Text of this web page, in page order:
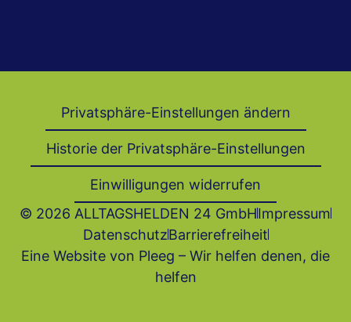
Privatsphäre-Einstellungen ändern
Historie der Privatsphäre-Einstellungen
Einwilligungen widerrufen
© 2026 ALLTAGSHELDEN 24 GmbHImpressum
DatenschutzBarrierefrei­heit
Eine Website von Pleeg – Wir helfen denen, die
helfen